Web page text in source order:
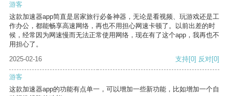
游客
这款加速器app简直是居家旅行必备神器，无论是看视频、玩游戏还是工
作办公，都能畅享高速网络，再也不用担心网速卡顿了。以前出差的时
候，经常因为网速慢而无法正常使用网络，现在有了这个app，我再也不
用担心了。
2025-02-16
支持[0] 反对[0]
游客
这款加速器app的功能有点单一，可以增加一些新功能，比如增加一个自